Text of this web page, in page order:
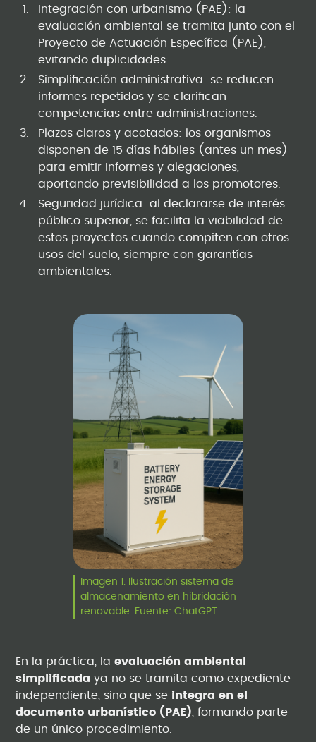
Integración con urbanismo (PAE): la
evaluación ambiental se tramita junto con el
Proyecto de Actuación Específica (PAE),
evitando duplicidades.
Simplificación administrativa: se reducen
informes repetidos y se clarifican
competencias entre administraciones.
Plazos claros y acotados: los organismos
disponen de 15 días hábiles (antes un mes)
para emitir informes y alegaciones,
aportando previsibilidad a los promotores.
Seguridad jurídica: al declararse de interés
público superior, se facilita la viabilidad de
estos proyectos cuando compiten con otros
usos del suelo, siempre con garantías
ambientales.
Imagen 1. Ilustración sistema de
almacenamiento en hibridación
renovable. Fuente: ChatGPT
En la práctica, laevaluación ambiental
simplificada ya no se tramita como expediente
independiente, sino que se integra en el
documento urbanístico (PAE) , formando parte
de un único procedimiento.